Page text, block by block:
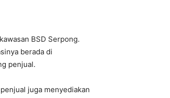
BSD Serpong.
berada di
penjual.
juga menyediakan